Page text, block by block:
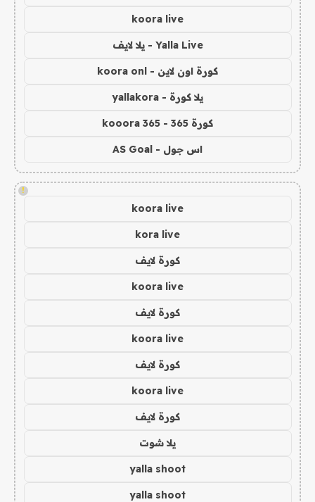
koora live
Yalla Live - يلا لايف
كورة اون لاين - koora onl
يلا كورة - yallakora
كورة 365 - kooora 365
اس جول - AS Goal
!
koora live
kora live
كورة لايف
koora live
كورة لايف
koora live
كورة لايف
koora live
كورة لايف
يلا شوت
yalla shoot
yalla shoot